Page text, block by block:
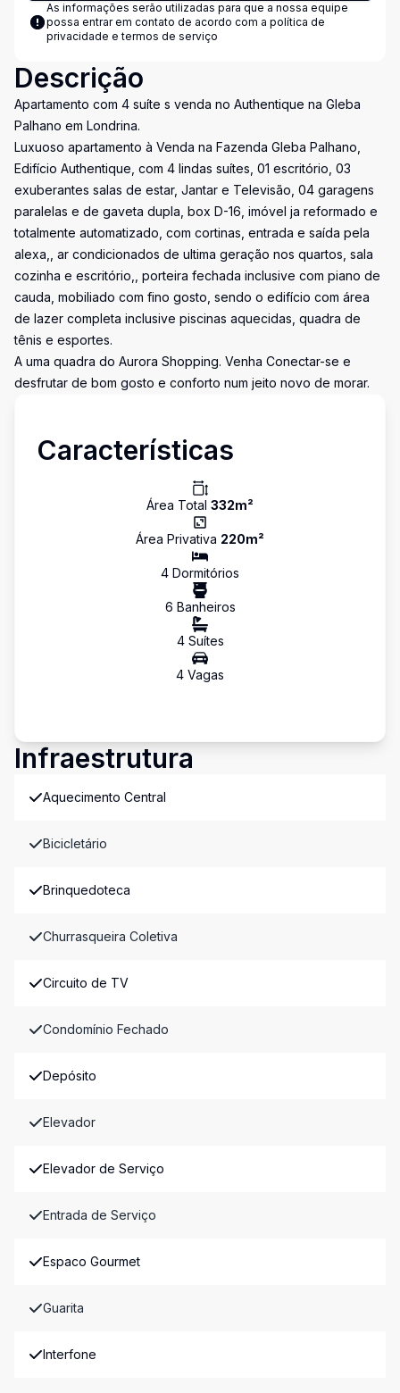
As informações serão utilizadas para que a nossa equipe
possa entrar em contato de acordo com a política de
privacidade e termos de serviço
Descrição
Apartamento com 4 suíte s venda no Authentique na Gleba
Palhano em Londrina.
Luxuoso apartamento à Venda na Fazenda Gleba Palhano,
Edifício Authentique, com 4 lindas suítes, 01 escritório, 03
exuberantes salas de estar, Jantar e Televisão, 04 garagens
paralelas e de gaveta dupla, box D-16, imóvel ja reformado e
totalmente automatizado, com cortinas, entrada e saída pela
alexa,, ar condicionados de ultima geração nos quartos, sala
cozinha e escritório,, porteira fechada inclusive com piano de
cauda, mobiliado com fino gosto, sendo o edifício com área
de lazer completa inclusive piscinas aquecidas, quadra de
tênis e esportes.
A uma quadra do Aurora Shopping. Venha Conectar-se e
desfrutar de bom gosto e conforto num jeito novo de morar.
Características
Área Total 332m²
Área Privativa 220m²
4 Dormitórios
6 Banheiros
4Suítes
4 Vagas
Infraestrutura
Aquecimento Central
Bicicletário
Brinquedoteca
Churrasqueira Coletiva
Circuito de TV
Condomínio Fechado
Depósito
Elevador
Elevador de Serviço
Entrada de Serviço
Espaco Gourmet
Guarita
Interfone